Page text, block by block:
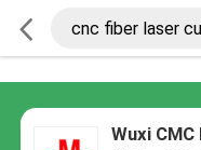
Wuxi